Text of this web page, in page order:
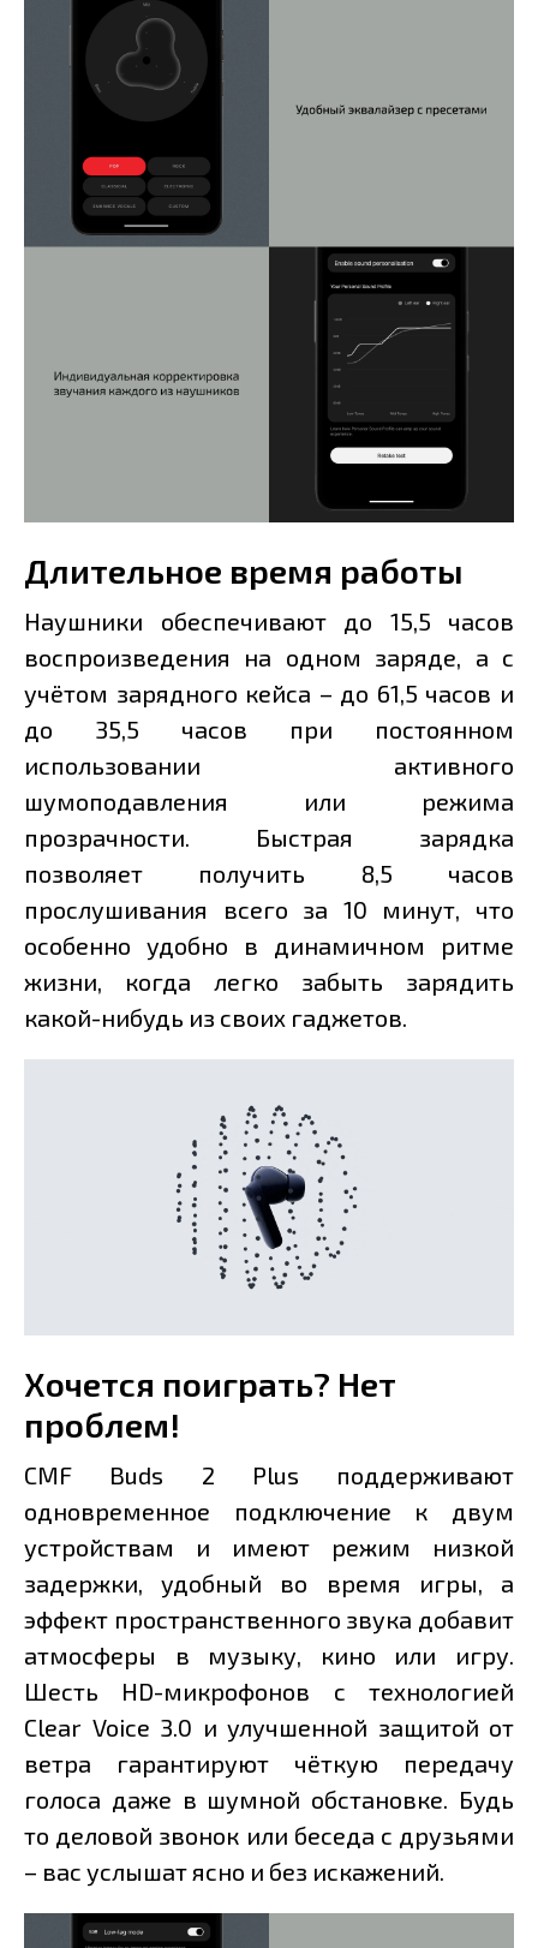
Длительное время работы
Наушники обеспечивают до 15,5 часов
воспроизведения на одном заряде, а с
учётом зарядного кейса – до 61,5 часов и
до 35,5 часов при постоянном
использовании активного
шумоподавления или режима
прозрачности. Быстрая зарядка
позволяет получить 8,5 часов
прослушивания всего за 10 минут, что
особенно удобно в динамичном ритме
жизни, когда легко забыть зарядить
какой-нибудь из своих гаджетов.
Хочется поиграть? Нет
проблем!
CMF Buds 2 Plus поддерживают
одновременное подключение к двум
устройствам и имеют режим низкой
задержки, удобный во время игры, а
эффект пространственного звука добавит
атмосферы в музыку, кино или игру.
Шесть HD-микрофонов с технологией
Clear Voice 3.0 и улучшенной защитой от
ветра гарантируют чёткую передачу
голоса даже в шумной обстановке. Будь
то деловой звонок или беседа с друзьями
– вас услышат ясно и без искажений.